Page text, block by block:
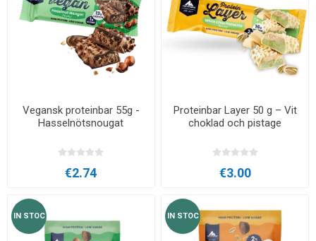
Vegansk proteinbar 55g -
Hasselnötsnougat
€2.74
Proteinbar Layer 50 g – Vit
choklad och pistage
€3.00
IN STOC IN STOC